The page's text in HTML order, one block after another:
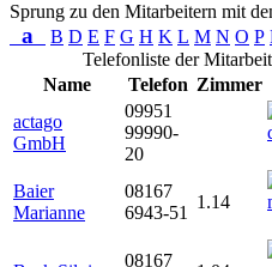
Sprung zu den Mitarbeitern mit
a B D E F G H K L M N O P
Telefonliste der
Name
Telefon Zimmer
actago
GmbH
09951
99990-
20
Baier
Marianne
08167
6943-51
1.14
08167